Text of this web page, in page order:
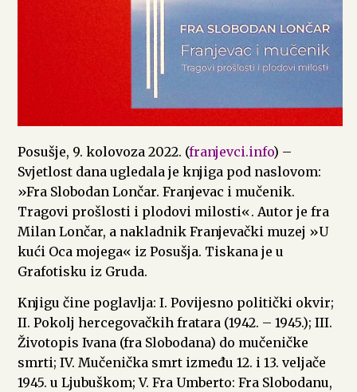
Posušje, 9. kolovoza 2022. (franjevci.info) –
Svjetlost dana ugledala je knjiga pod naslovom:
»Fra Slobodan Lončar. Franjevac i mučenik.
Tragovi prošlosti i plodovi milosti«. Autor je fra
Milan Lončar, a nakladnik Franjevački muzej »U
kući Oca mojega« iz Posušja. Tiskana je u
Grafotisku iz Gruda.
Knjigu čine poglavlja: I. Povijesno politički okvir;
II. Pokolj hercegovačkih fratara (1942. – 1945.); III.
Životopis Ivana (fra Slobodana) do mučeničke
smrti; IV. Mučenička smrt između 12. i 13. veljače
1945. u Ljubuškom; V. Fra Umberto: Fra Slobodanu,